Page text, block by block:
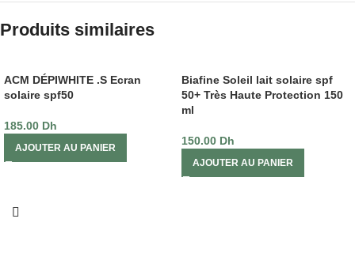
Produits similaires
ACM DÉPIWHITE .S Ecran
solaire spf50
185.00 Dh
AJOUTER AU PANIER
Biafine Soleil lait solaire spf
50+ Très Haute Protection 150
ml
150.00 Dh
AJOUTER AU PANIER